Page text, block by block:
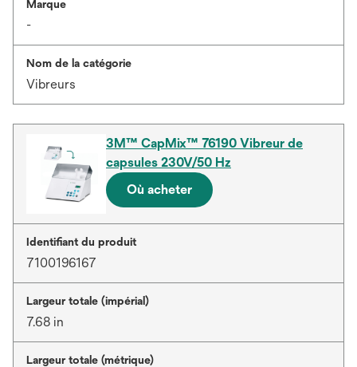
Marque
-
Nom de la catégorie
Vibreurs
3M™ CapMix™ 76190 Vibreur de
capsules 230V/50 Hz
Où acheter
Identifiant du produit
7100196167
Largeur totale (impérial)
7.68 in
Largeur totale (métrique)